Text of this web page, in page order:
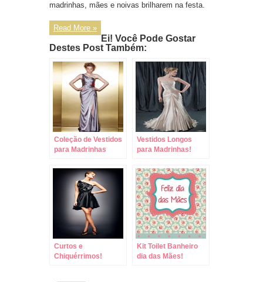
madrinhas, mães e noivas brilharem na festa.
Read More »
Ei! Você Pode Gostar
Destes Post Também:
Coleção de Vestidos
para Madrinhas
Vestidos Longos
para Madrinhas!
Curtos e
Chiquérrimos!
Kit Toilet Banheiro
dia das Mães!